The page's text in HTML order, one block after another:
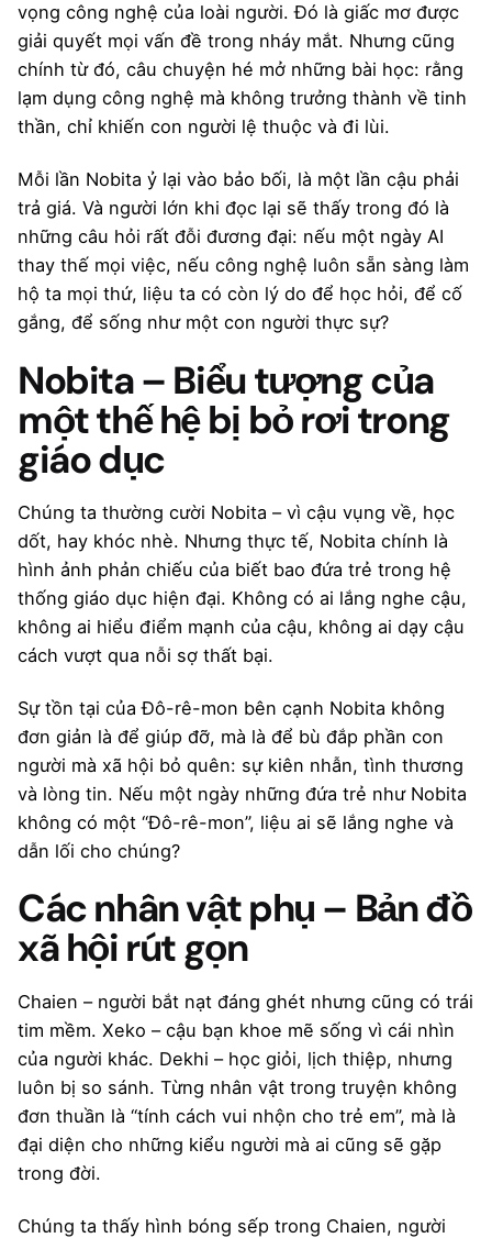
vọng công nghệ của loài người. Đó là giấc mơ được
giải quyết mọi vấn đề trong nháy mắt. Nhưng cũng
chính từ đó, câu chuyện hé mở những bài học: rằng
lạm dụng công nghệ mà không trưởng thành về tinh
thần, chỉ khiến con người lệ thuộc và đi lùi.
Mỗi lần Nobita ỷ lại vào bảo bối, là một lần cậu phải
trả giá. Và người lớn khi đọc lại sẽ thấy trong đó là
những câu hỏi rất đỗi đương đại: nếu một ngày AI
thay thế mọi việc, nếu công nghệ luôn sẵn sàng làm
hộ ta mọi thứ, liệu ta có còn lý do để học hỏi, để cố
gắng, để sống như một con người thực sự?
Nobita – Biểu tượng của
một thế hệ bị bỏ rơi trong
giáo dục
Chúng ta thường cười Nobita – vì cậu vụng về, học
dốt, hay khóc nhè. Nhưng thực tế, Nobita chính là
hình ảnh phản chiếu của biết bao đứa trẻ trong hệ
thống giáo dục hiện đại. Không có ai lắng nghe cậu,
không ai hiểu điểm mạnh của cậu, không ai dạy cậu
cách vượt qua nỗi sợ thất bại.
Sự tồn tại của Đô-rê-mon bên cạnh Nobita không
đơn giản là để giúp đỡ, mà là để bù đắp phần con
người mà xã hội bỏ quên: sự kiên nhẫn, tình thương
và lòng tin. Nếu một ngày những đứa trẻ như Nobita
không có một “Đô-rê-mon”, liệu ai sẽ lắng nghe và
dẫn lối cho chúng?
Các nhân vật phụ – Bản đồ
xã hội rút gọn
Chaien – người bắt nạt đáng ghét nhưng cũng có trái
tim mềm. Xeko – cậu bạn khoe mẽ sống vì cái nhìn
của người khác. Dekhi – học giỏi, lịch thiệp, nhưng
luôn bị so sánh. Từng nhân vật trong truyện không
đơn thuần là “tính cách vui nhộn cho trẻ em”, mà là
đại diện cho những kiểu người mà ai cũng sẽ gặp
trong đời.
Chúng ta thấy hình bóng sếp trong Chaien, người